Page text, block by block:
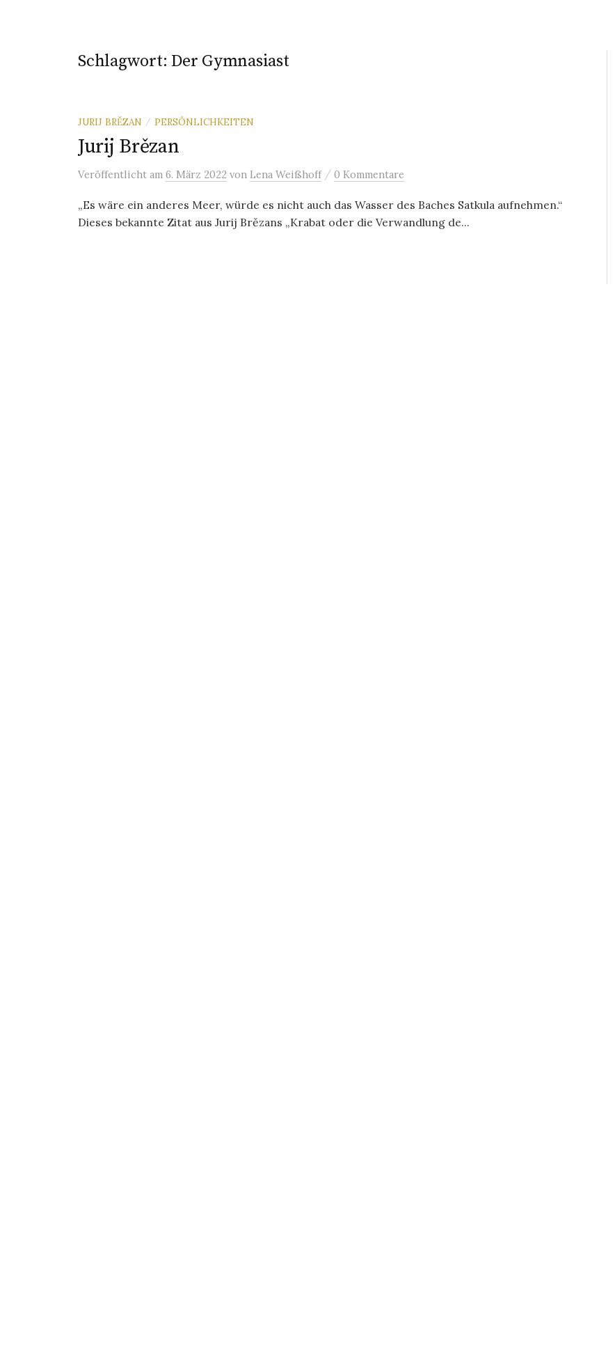
Schlagwort: Der Gymnasiast
JURIJ BRĚZAN / PERSÖNLICHKEITEN
Jurij Brězan
Veröffentlicht am 6. März 2022 von Lena Weißhoff / 0 Kommentare
„Es wäre ein anderes Meer, würde es nicht auch das Wasser des Baches Satkula aufnehmen.“
Dieses bekannte Zitat aus Jurij Brězans „Krabat oder die Verwandlung de...